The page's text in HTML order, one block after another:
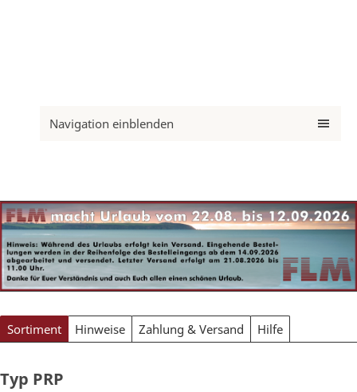
Navigation einblenden
Sortiment Hinweise Zahlung & Versand Hilfe
Typ PRP